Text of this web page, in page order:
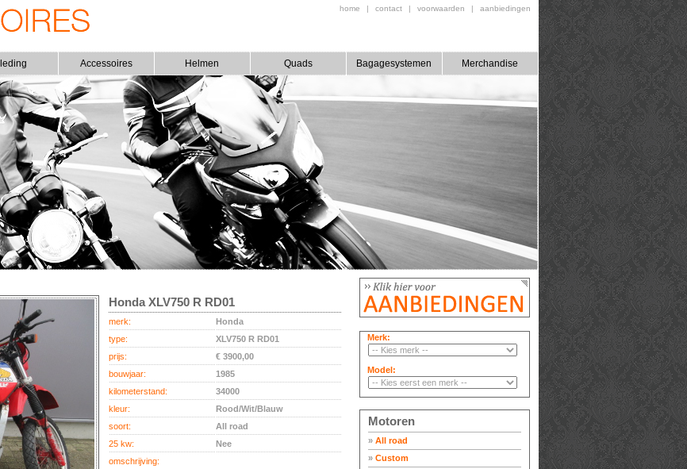
home | contact | voorwaarden | aanbiedingen
Accessoires Helmen Quads Bagagesystemen Merchandise
Merk:
Model:
Motoren
» All road
» Custom
Honda XLV750 R RD01
merk:
Honda
type:
XLV750 R RD01
prijs:
€ 3900,00
bouwjaar:
1985
kilometerstand:
34000
kleur:
Rood/Wit/Blauw
soort:
All road
25 kw:
Nee
omschrijving: